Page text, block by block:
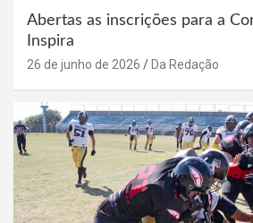
Abertas as inscrições para a
Inspira
26 de junho de 2026 Da Redação